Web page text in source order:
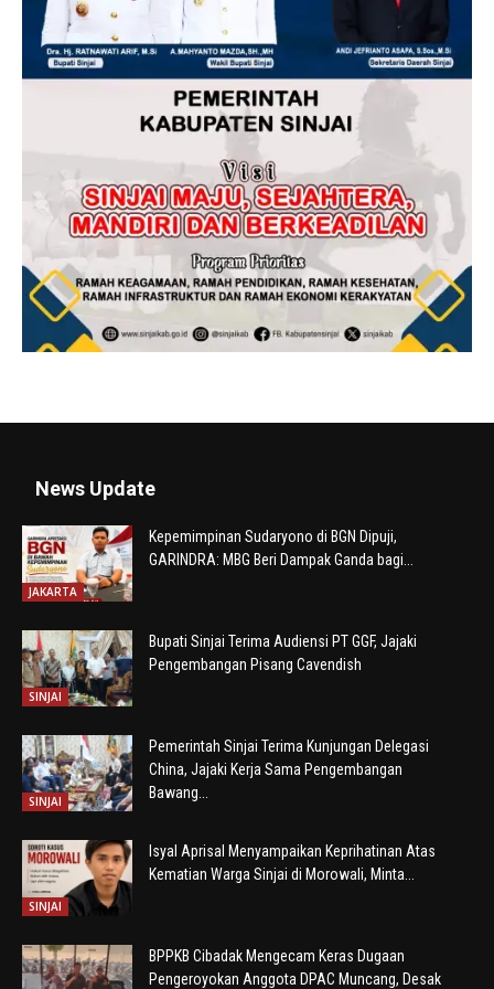
News Update
JAKARTA
Kepemimpinan Sudaryono di BGN Dipuji,
GARINDRA: MBG Beri Dampak Ganda bagi...
SINJAI
Bupati Sinjai Terima Audiensi PT GGF, Jajaki
Pengembangan Pisang Cavendish
SINJAI
Pemerintah Sinjai Terima Kunjungan Delegasi
China, Jajaki Kerja Sama Pengembangan
Bawang...
SINJAI
Isyal Aprisal Menyampaikan Keprihatinan Atas
Kematian Warga Sinjai di Morowali, Minta...
BPPKB Cibadak Mengecam Keras Dugaan
Pengeroyokan Anggota DPAC Muncang, Desak